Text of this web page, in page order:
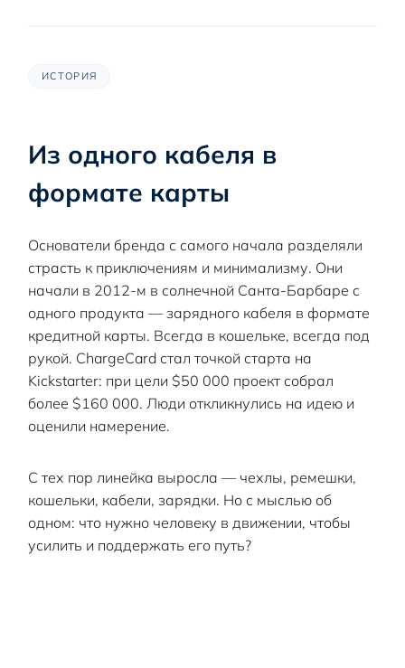
ИСТОРИЯ
Из одного кабеля в
формате карты
Основатели бренда с самого начала разделяли
страсть к приключениям и минимализму. Они
начали в 2012-м в солнечной Санта-Барбаре с
одного продукта — зарядного кабеля в формате
кредитной карты. Всегда в кошельке, всегда под
рукой. ChargeCard стал точкой старта на
Kickstarter: при цели $50 000 проект собрал
более $160 000. Люди откликнулись на идею и
оценили намерение.
С тех пор линейка выросла — чехлы, ремешки,
кошельки, кабели, зарядки. Но с мыслью об
одном: что нужно человеку в движении, чтобы
усилить и поддержать его путь?